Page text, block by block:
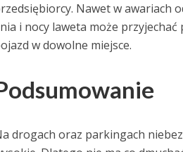
Nawet w awariach
i nocy laweta może
w dowolne miejsce.
drogach oraz parkingach